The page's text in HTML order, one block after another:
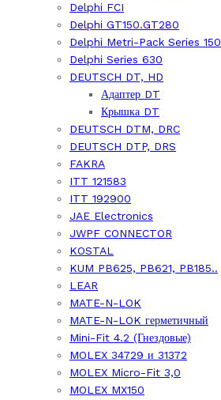
Delphi FCI
Delphi GT150.GT280
Delphi Metri-Pack Series 150
Delphi Series 630
DEUTSCH DT, HD
Адаптер DT
Крышка DT
DEUTSCH DTM, DRC
DEUTSCH DTP, DRS
FAKRA
ITT 121583
ITT 192900
JAE Electronics
JWPF CONNECTOR
KOSTAL
KUM PB625, PB621, PB185..
LEAR
MATE-N-LOK
MATE-N-LOK герметичный
Mini-Fit 4.2 (Гнездовые)
MOLEX 34729 и 31372
MOLEX Micro-Fit 3,0
MOLEX MX150